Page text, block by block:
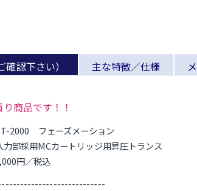
認下さい） 主な特徴／仕様
商品です！！
フェーズメーション
部採用MCカートリッジ用昇圧トランス
円／税込